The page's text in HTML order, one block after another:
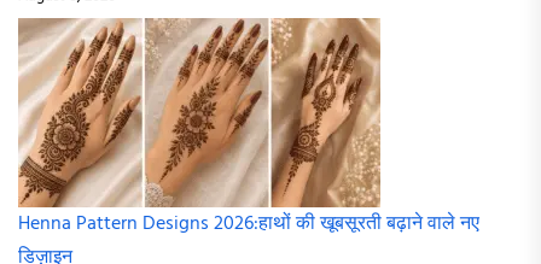
Henna Pattern Designs 2026:हाथों की खूबसूरती बढ़ाने वाले नए